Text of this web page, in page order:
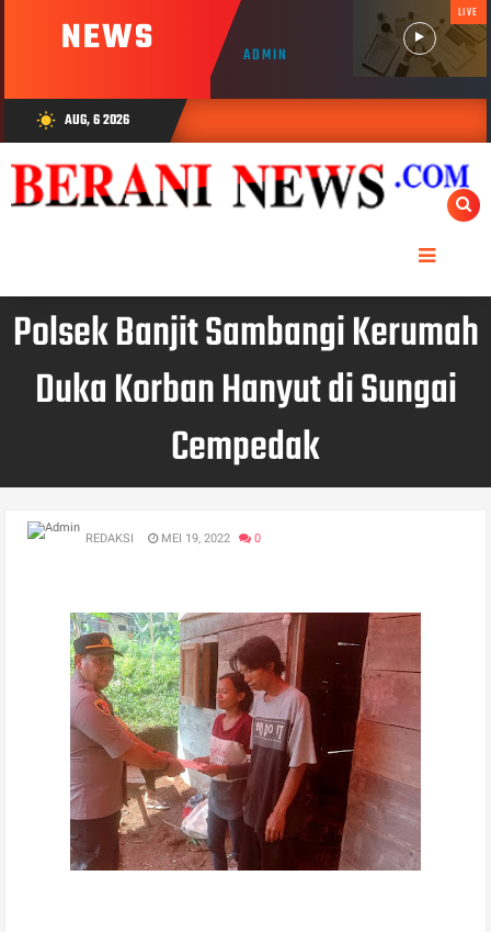
NEWS ADMIN
LIVE
wb_sunny AUG, 6 2026
Polsek Banjit Sambangi Kerumah
Duka Korban Hanyut di Sungai
Cempedak
REDAKSI MEI 19, 2022 0